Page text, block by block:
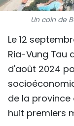
Un coin de
Le 12
Ria-Vung Tau
d'août 2024
de la
huit premiers